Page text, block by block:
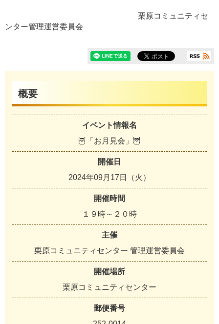
栗原コミュニティセ
ンター管理運営委員会
概要
イベント情報名
🦉「お月見会」🦉
開催日
2024年09月17日（火）
開催時間
１９時～２０時
主催
栗原コミュニティセンター 管理運営委員会
開催場所
栗原コミュニティセンター
郵便番号